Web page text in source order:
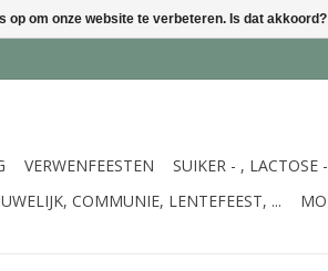
VERWENFEESTEN SUIKER - , LACTOSE
COMMUNIE, LENTEFEEST, ...
op om onze website te verbeteren. Is dat akkoord?